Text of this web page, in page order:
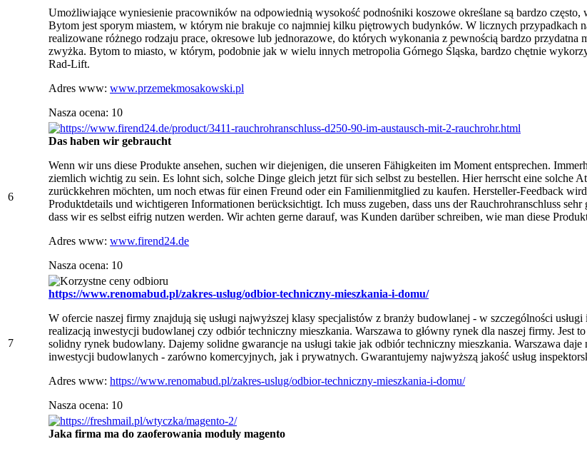
Umożliwiające wyniesienie pracowników na odpowiednią wysokość podnośniki koszowe określane są bardzo
Bytom jest sporym miastem, w którym nie brakuje co najmniej kilku piętrowych budynków. W licznych przypadkach
realizowane różnego rodzaju prace, okresowe lub jednorazowe, do których wykonania z pewnością bardzo przydatna
zwyżka. Bytom to miasto, w którym, podobnie jak w wielu innych metropolia Górnego Śląska, bardzo chętnie
Rad-Lift.
Adres www: www.przemekmosakowski.pl
Nasza ocena: 10
6
Das haben wir gebraucht
Wenn wir uns diese Produkte ansehen, suchen wir diejenigen, die unseren Fähigkeiten im Moment entsprechen.
ziemlich wichtig zu sein. Es lohnt sich, solche Dinge gleich jetzt für sich selbst zu bestellen. Hier herrscht eine solche
zurückkehren möchten, um noch etwas für einen Freund oder ein Familienmitglied zu kaufen. Hersteller-Feedback
Produktdetails und wichtigeren Informationen berücksichtigt. Ich muss zugeben, dass uns der Rauchrohranschluss
dass wir es selbst eifrig nutzen werden. Wir achten gerne darauf, was Kunden darüber schreiben, wie man diese
Adres www: www.firend24.de
Nasza ocena: 10
7
https://www.renomabud.pl/zakres-uslug/odbior-techniczny-mieszkania-i-domu/
W ofercie naszej firmy znajdują się usługi najwyższej klasy specjalistów z branży budowlanej - w szczególności
realizacją inwestycji budowlanej czy odbiór techniczny mieszkania. Warszawa to główny rynek dla naszej firmy. Jest
solidny rynek budowlany. Dajemy solidne gwarancje na usługi takie jak odbiór techniczny mieszkania. Warszawa daje
inwestycji budowlanych - zarówno komercyjnych, jak i prywatnych. Gwarantujemy najwyższą jakość usług
Adres www: https://www.renomabud.pl/zakres-uslug/odbior-techniczny-mieszkania-i-domu/
Nasza ocena: 10
Jaka firma ma do zaoferowania moduły magento